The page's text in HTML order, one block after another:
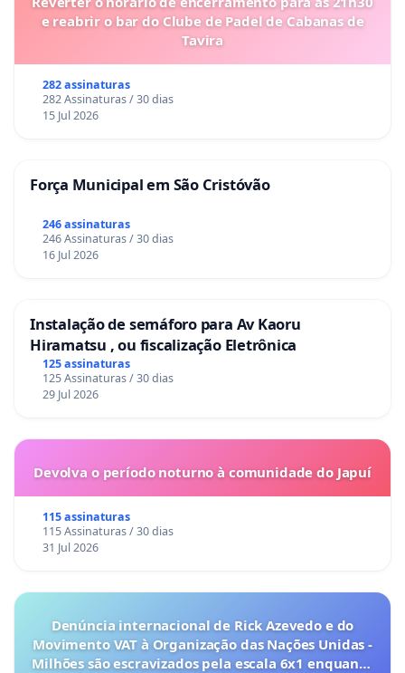
e reabrir o bar do Clube de Padel de Cabanas de
Tavira
282 assinaturas
282 Assinaturas / 30 dias
15 Jul 2026
Força Municipal em São Cristóvão
246 assinaturas
246 Assinaturas / 30 dias
16 Jul 2026
Instalação de semáforo para Av Kaoru
Hiramatsu , ou fiscalização Eletrônica
125 assinaturas
125 Assinaturas / 30 dias
29 Jul 2026
Devolva o período noturno à comunidade do Japuí
115 assinaturas
115 Assinaturas / 30 dias
31 Jul 2026
Denúncia internacional de Rick Azevedo e do
Movimento VAT à Organização das Nações Unidas -
Milhões são escravizados pela escala 6x1 enquanto